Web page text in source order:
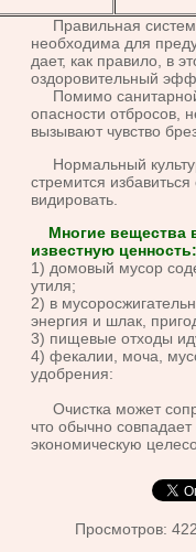
Правильная
необходима для
дает, как правило, в
оздоровительный
Помимо санитарной
опасности отбросов,
вызывают чувство
Нормальный
стремится
видировать.
Многие вещества
известную ценность:
1) домовый мусор
утиля;
2) в
энергия и шлак,
3) пищевые отходы
4) фекалии, моча,
удобрения:
Очистка может
что обычно
экономическую
Просмотров: